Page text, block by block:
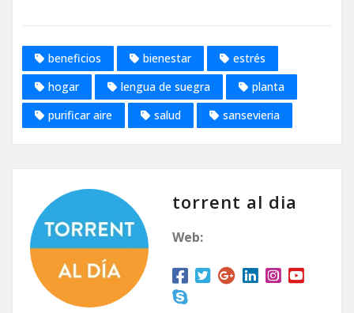
beneficios bienestar
estrés
hogar
lengua de suegra
planta
purificar aire
salud sansevieria
torrent al dia
Web: